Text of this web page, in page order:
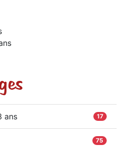
ans 17
75